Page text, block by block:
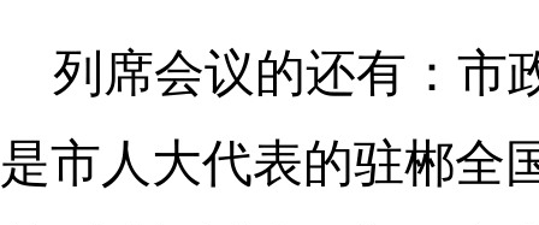
列席会议的还有：市
是市人大代表的驻郴全